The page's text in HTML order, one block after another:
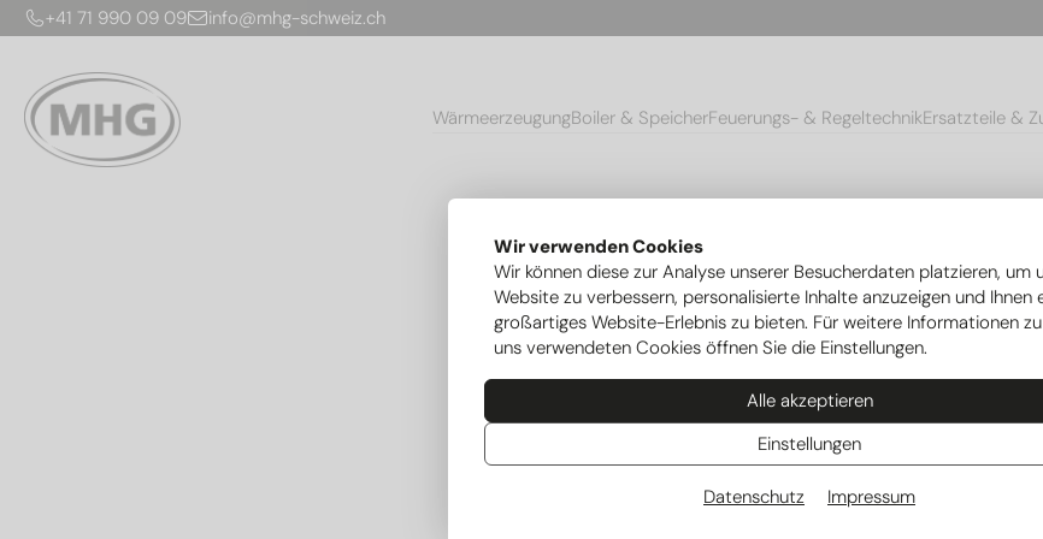
Wir verwenden Cookies
Wir können diese zur Analyse unserer Besucherdaten platzieren, um
Website zu verbessern, personalisierte Inhalte anzuzeigen und Ihnen
großartiges Website-Erlebnis zu bieten. Für weitere Informationen
uns verwendeten Cookies öffnen Sie die Einstellungen.
Alle akzeptieren
Einstellungen
Datenschutz Impressum
+41 71 990 09 09 info@mhg-schweiz.ch
WärmeerzeugungBoiler & SpeicherFeuerungs- & RegeltechnikErsatzteile &